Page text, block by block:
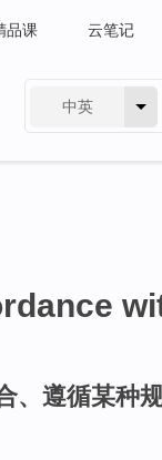
品课 云笔记
中英
、遵循某种